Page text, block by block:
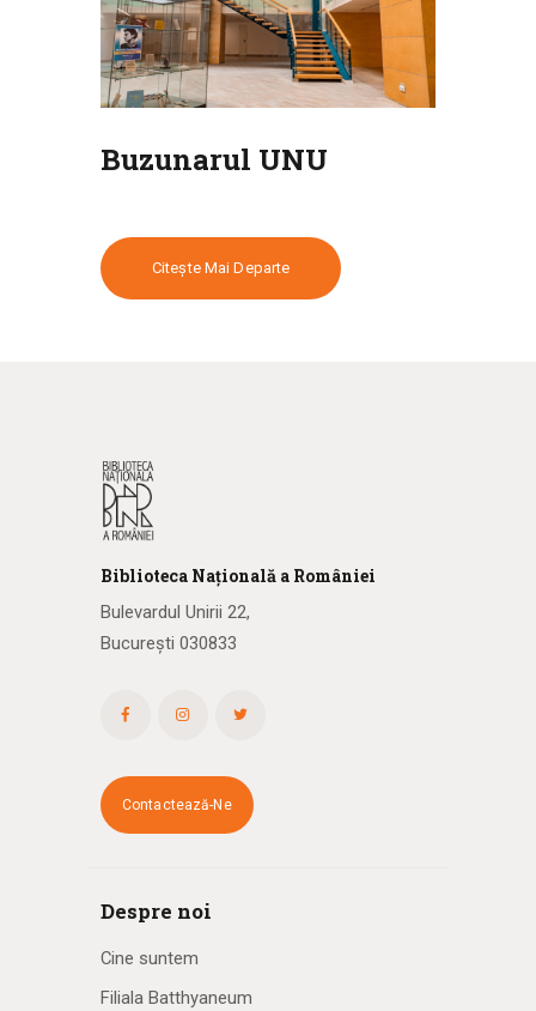
Buzunarul UNU
Citește Mai Departe
Biblioteca Națională a României
Bulevardul Unirii 22,
București 030833
Contactează-Ne
Despre noi
Cine suntem
Filiala Batthyaneum